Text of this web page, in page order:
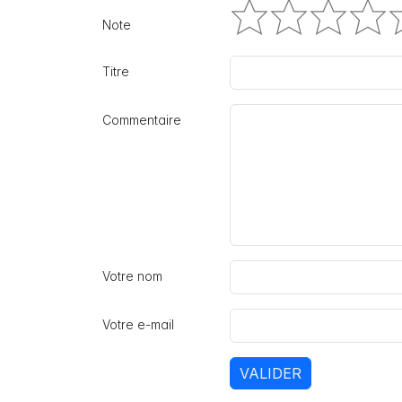
Note
Titre
Commentaire
Votre nom
Votre e-mail
VALIDER